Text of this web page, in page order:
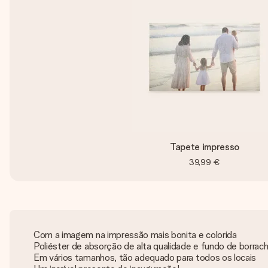
Tapete impresso
39,99 €
Com a imagem na impressão mais bonita e colorida
Poliéster de absorção de alta qualidade e fundo de
Em vários tamanhos, tão adequado para todos os locais